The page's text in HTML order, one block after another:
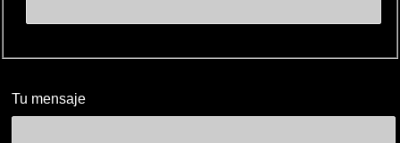
Tu mensaje